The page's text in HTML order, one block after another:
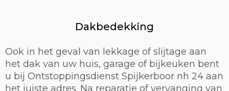
Dakbedekking
Ook in het geval van lekkage of slijtage aan
het dak van uw huis, garage of bijkeuken bent
u bij Ontstoppingsdienst Spijkerboor nh 24 aan
het juiste adres. Na reparatie of vervanging van